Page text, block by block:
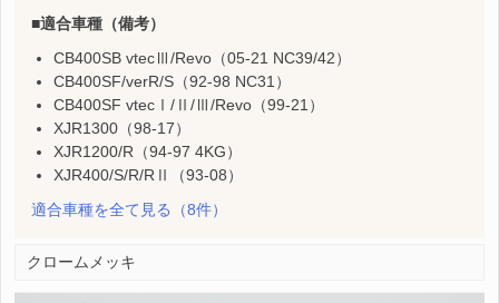
適合車種（備考）
CB400SB vtecⅢ/Revo（05-21 NC39/42）
CB400SF/verR/S（92-98 NC31）
CB400SF vtecⅠ/Ⅱ/Ⅲ/Revo（99-21）
XJR1300（98-17）
XJR1200/R（94-97 4KG）
XJR400/S/R/RⅡ（93-08）
適合車種を全て見る
（8件）
クロームメッキ